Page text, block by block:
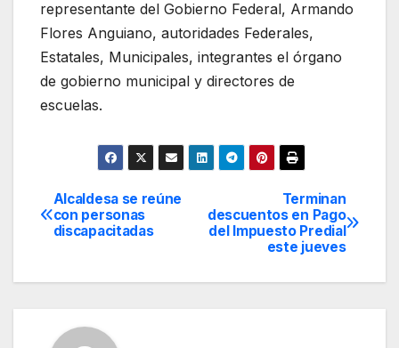
representante del Gobierno Federal, Armando
Flores Anguiano, autoridades Federales,
Estatales, Municipales, integrantes el órgano
de gobierno municipal y directores de
escuelas.
Navegación
de
entradas
Terminan
descuentos en Pago
del Impuesto Predial
este jueves
Alcaldesa se reúne
con personas
discapacitadas